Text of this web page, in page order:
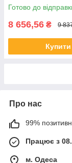
Готово до
8 656,56 ₴ 9
Купити
Про нас
99%
Працює з
м. Одеса